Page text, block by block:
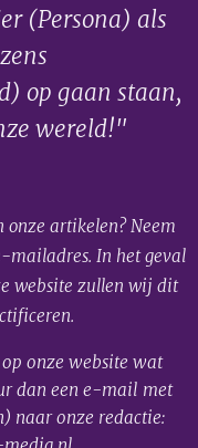
(Persona) als
op gaan staan,
wereld!"
onze artikelen? Neem
mailadres. In het geval
website zullen wij dit
onze website wat
dan een e-mail met
naar onze redactie: